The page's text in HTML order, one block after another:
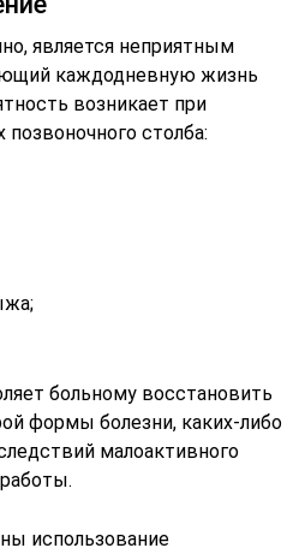
является неприятным
каждодневную жизнь
возникает при
столба:
больному восстановить
формы болезни, каких-либо
малоактивного
использование